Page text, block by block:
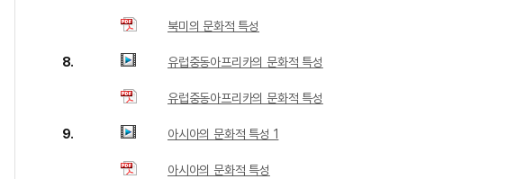
북미의 문화적 특성
8. 유럽중동아프리카의 문화적 특성
유럽중동아프리카의 문화적 특성
9. 아시아의 문화적 특성 1
아시아의 문화적 특성